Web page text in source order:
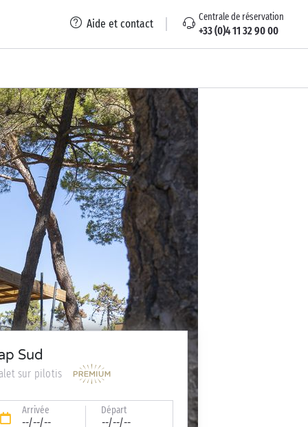
Aide et contact Centrale de réservation
+33 (0)4 11 32 90 00
Sud
sur pilotis
Arrivée
--/--/--
Départ
--/--/--